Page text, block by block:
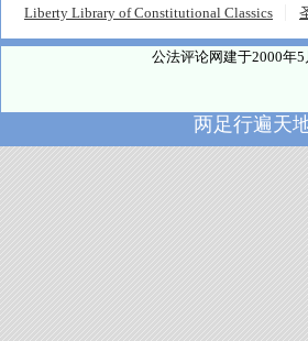
Liberty Library of Constitutional Classics
公法评论网建于2000年
两足行遍天